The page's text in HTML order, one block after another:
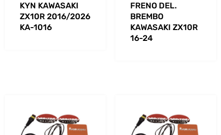
KYN KAWASAKI
ZX10R 2016/2026
KA-1016
FRENO DEL.
BREMBO
KAWASAKI ZX10R
16-24